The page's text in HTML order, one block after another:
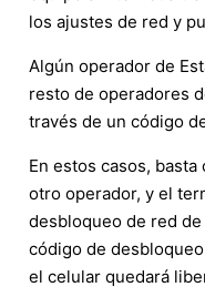
los ajustes de red y
Algún operador de
resto de operadores
través de un código
En estos casos,
otro operador, y el
desbloqueo de red
código de
el celular quedará